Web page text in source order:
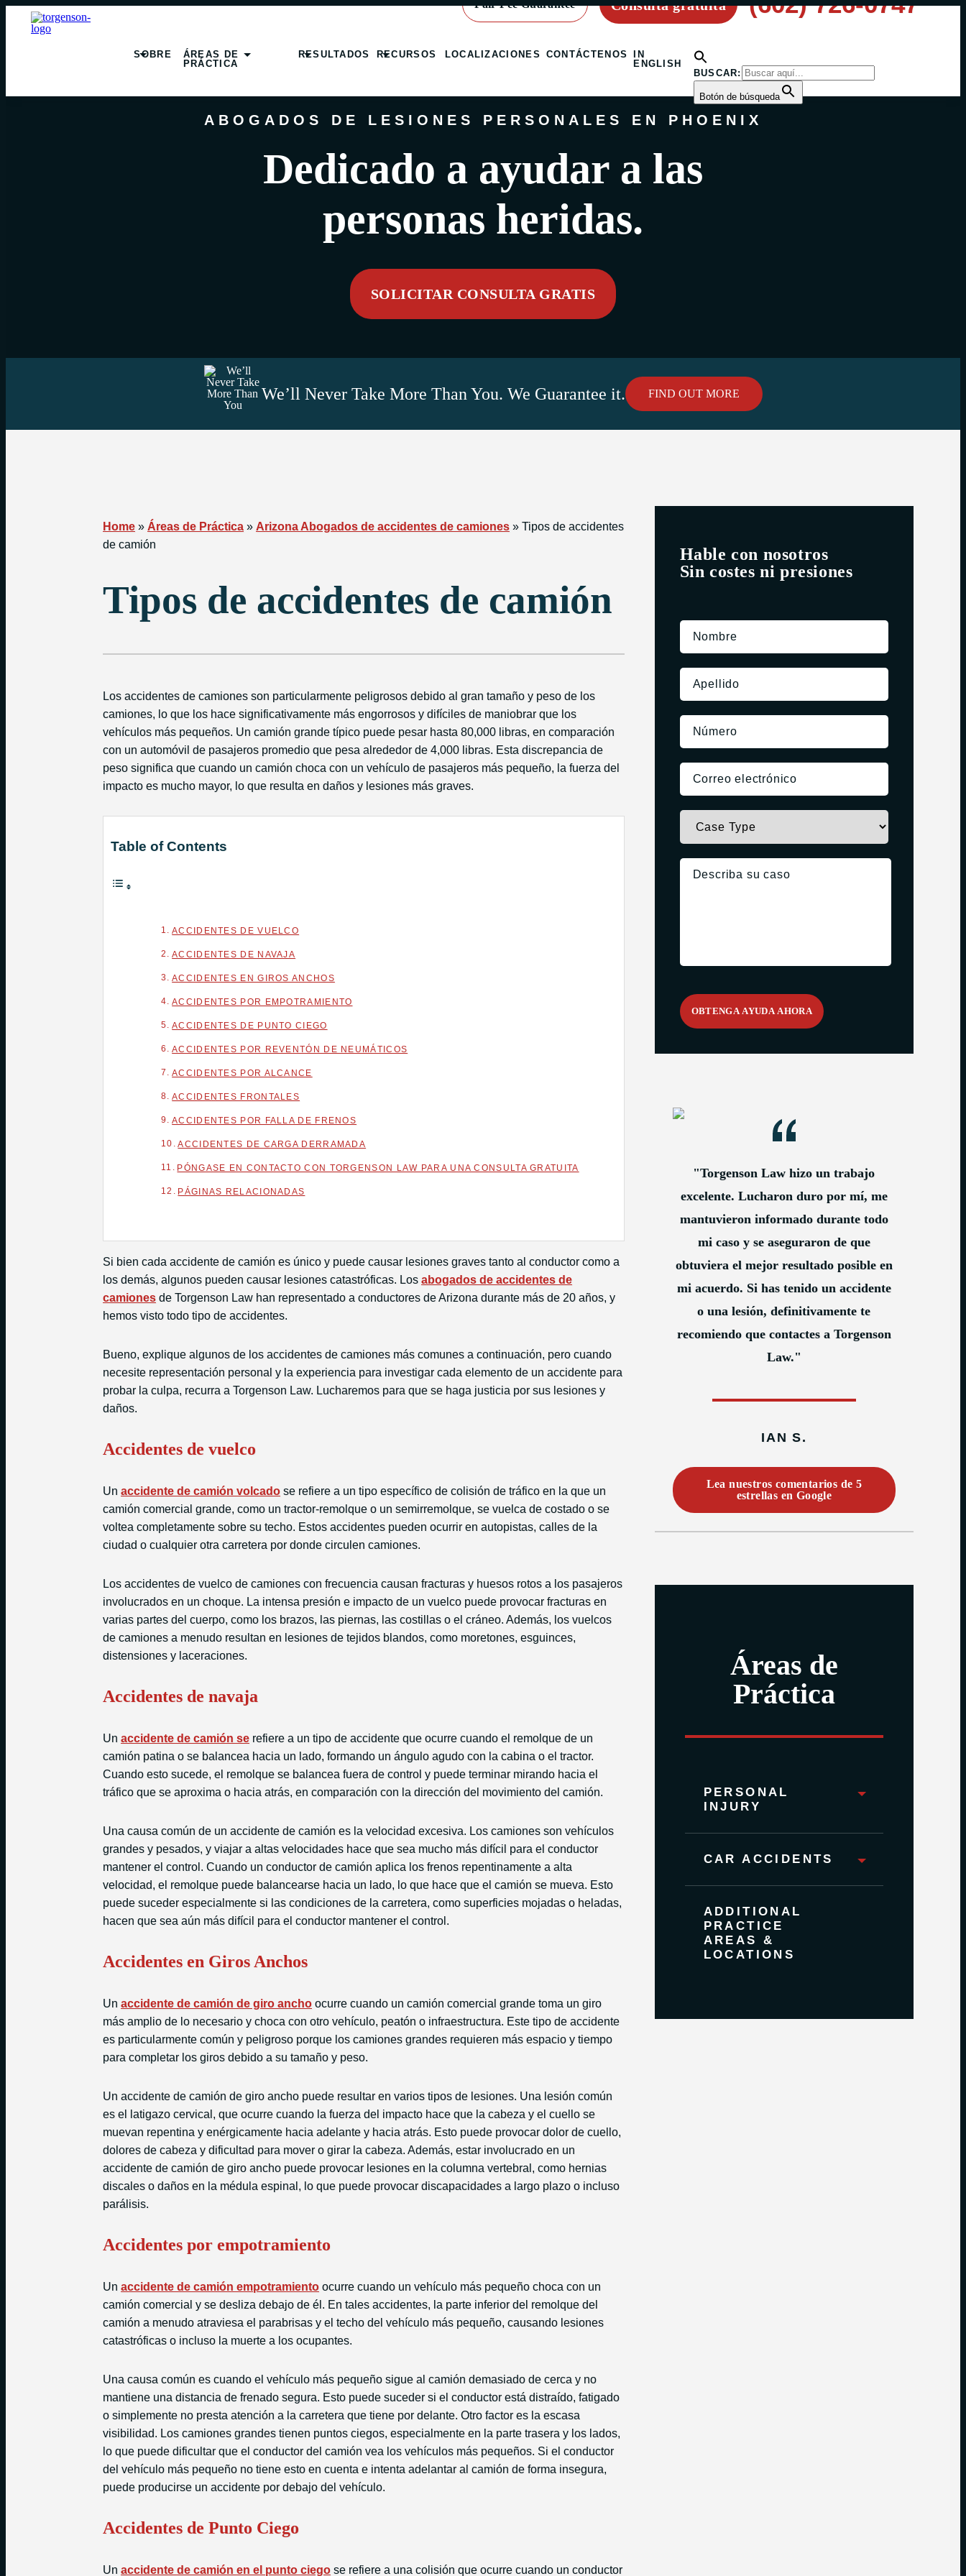
Fair Fee Guarantee Consulta gratuita
SOBRE
ÁREAS DE
PRÁCTICA
RESULTADOS RECURSOS LOCALIZACIONES CONTÁCTENOS
IN
ENGLISH
BUSCAR:
Botón de búsqueda
ABOGADOS DE LESIONES PERSONALES EN PHOENIX
Dedicado a ayudar a las
personas heridas.
SOLICITAR CONSULTA GRATIS
We’ll Never Take More Than You. We Guarantee it. FIND OUT MORE
Hable con nosotros
Sin costes ni presiones
"Torgenson Law hizo un trabajo
excelente. Lucharon duro por mí, me
mantuvieron informado durante todo
mi caso y se aseguraron de que
obtuviera el mejor resultado posible en
mi acuerdo. Si has tenido un accidente
o una lesión, definitivamente te
recomiendo que contactes a Torgenson
Law."
IAN S.
Lea nuestros comentarios de 5
estrellas en Google
Áreas de
Práctica
PERSONAL
INJURY
CAR ACCIDENTS
ADDITIONAL
PRACTICE
AREAS &
LOCATIONS
Home » Áreas de Práctica » Arizona Abogados de accidentes de camiones » Tipos de accidentes
de camión
Tipos de accidentes de camión
Los accidentes de camiones son particularmente peligrosos debido al gran tamaño y peso de los
camiones, lo que los hace significativamente más engorrosos y difíciles de maniobrar que los
vehículos más pequeños. Un camión grande típico puede pesar hasta 80,000 libras, en comparación
con un automóvil de pasajeros promedio que pesa alrededor de 4,000 libras. Esta discrepancia de
peso significa que cuando un camión choca con un vehículo de pasajeros más pequeño, la fuerza del
impacto es mucho mayor, lo que resulta en daños y lesiones más graves.
Table of Contents
ACCIDENTES DE VUELCO
ACCIDENTES DE NAVAJA
ACCIDENTES EN GIROS ANCHOS
ACCIDENTES POR EMPOTRAMIENTO
ACCIDENTES DE PUNTO CIEGO
ACCIDENTES POR REVENTÓN DE NEUMÁTICOS
ACCIDENTES POR ALCANCE
ACCIDENTES FRONTALES
ACCIDENTES POR FALLA DE FRENOS
ACCIDENTES DE CARGA DERRAMADA
PÓNGASE EN CONTACTO CON TORGENSON LAW PARA UNA CONSULTA GRATUITA
PÁGINAS RELACIONADAS
Si bien cada accidente de camión es único y puede causar lesiones graves tanto al conductor como a
los demás, algunos pueden causar lesiones catastróficas. Los abogados de accidentes de
camiones de Torgenson Law han representado a conductores de Arizona durante más de 20 años, y
hemos visto todo tipo de accidentes.
Bueno, explique algunos de los accidentes de camiones más comunes a continuación, pero cuando
necesite representación personal y la experiencia para investigar cada elemento de un accidente para
probar la culpa, recurra a Torgenson Law. Lucharemos para que se haga justicia por sus lesiones y
daños.
Accidentes de vuelco
Un accidente de camión volcado se refiere a un tipo específico de colisión de tráfico en la que un
camión comercial grande, como un tractor-remolque o un semirremolque, se vuelca de costado o se
voltea completamente sobre su techo. Estos accidentes pueden ocurrir en autopistas, calles de la
ciudad o cualquier otra carretera por donde circulen camiones.
Los accidentes de vuelco de camiones con frecuencia causan fracturas y huesos rotos a los pasajeros
involucrados en un choque. La intensa presión e impacto de un vuelco puede provocar fracturas en
varias partes del cuerpo, como los brazos, las piernas, las costillas o el cráneo. Además, los vuelcos
de camiones a menudo resultan en lesiones de tejidos blandos, como moretones, esguinces,
distensiones y laceraciones.
Accidentes de navaja
Un accidente de camión se refiere a un tipo de accidente que ocurre cuando el remolque de un
camión patina o se balancea hacia un lado, formando un ángulo agudo con la cabina o el tractor.
Cuando esto sucede, el remolque se balancea fuera de control y puede terminar mirando hacia el
tráfico que se aproxima o hacia atrás, en comparación con la dirección del movimiento del camión.
Una causa común de un accidente de camión es la velocidad excesiva. Los camiones son vehículos
grandes y pesados, y viajar a altas velocidades hace que sea mucho más difícil para el conductor
mantener el control. Cuando un conductor de camión aplica los frenos repentinamente a alta
velocidad, el remolque puede balancearse hacia un lado, lo que hace que el camión se mueva. Esto
puede suceder especialmente si las condiciones de la carretera, como superficies mojadas o heladas,
hacen que sea aún más difícil para el conductor mantener el control.
Accidentes en Giros Anchos
Un accidente de camión de giro ancho ocurre cuando un camión comercial grande toma un giro
más amplio de lo necesario y choca con otro vehículo, peatón o infraestructura. Este tipo de accidente
es particularmente común y peligroso porque los camiones grandes requieren más espacio y tiempo
para completar los giros debido a su tamaño y peso.
Un accidente de camión de giro ancho puede resultar en varios tipos de lesiones. Una lesión común
es el latigazo cervical, que ocurre cuando la fuerza del impacto hace que la cabeza y el cuello se
muevan repentina y enérgicamente hacia adelante y hacia atrás. Esto puede provocar dolor de cuello,
dolores de cabeza y dificultad para mover o girar la cabeza. Además, estar involucrado en un
accidente de camión de giro ancho puede provocar lesiones en la columna vertebral, como hernias
discales o daños en la médula espinal, lo que puede provocar discapacidades a largo plazo o incluso
parálisis.
Accidentes por empotramiento
Un accidente de camión empotramiento ocurre cuando un vehículo más pequeño choca con un
camión comercial y se desliza debajo de él. En tales accidentes, la parte inferior del remolque del
camión a menudo atraviesa el parabrisas y el techo del vehículo más pequeño, causando lesiones
catastróficas o incluso la muerte a los ocupantes.
Una causa común es cuando el vehículo más pequeño sigue al camión demasiado de cerca y no
mantiene una distancia de frenado segura. Esto puede suceder si el conductor está distraído, fatigado
o simplemente no presta atención a la carretera que tiene por delante. Otro factor es la escasa
visibilidad. Los camiones grandes tienen puntos ciegos, especialmente en la parte trasera y los lados,
lo que puede dificultar que el conductor del camión vea los vehículos más pequeños. Si el conductor
del vehículo más pequeño no tiene esto en cuenta e intenta adelantar al camión de forma insegura,
puede producirse un accidente por debajo del vehículo.
Accidentes de Punto Ciego
Un accidente de camión en el punto ciego se refiere a una colisión que ocurre cuando un conductor